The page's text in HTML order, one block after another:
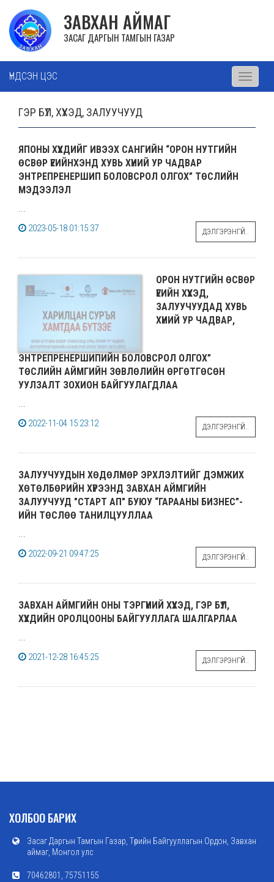
ЗАВХАН АЙМАГ
ЗАСАГ ДАРГЫН ТАМГЫН ГАЗАР
ҮНДСЭН ЦЭС
Toggle
ГЭР БҮЛ, ХҮҮХЭД, ЗАЛУУЧУУД
ЯПОНЫ ХҮҮХДИЙГ ИВЭЭХ САНГИЙН “ОРОН НУТГИЙН
ӨСВӨР ҮЕИЙНХЭНД ХУВЬ ХҮНИЙ УР ЧАДВАР
ЭНТРЕПРЕНЕРШИП БОЛОВСРОЛ ОЛГОХ” ТӨСЛИЙН
МЭДЭЭЛЭЛ
...
2023-05-18 01:15:37
ДЭЛГЭРЭНГҮЙ..
ОРОН НУТГИЙН ӨСВӨР
ҮЕИЙН ХҮҮХЭД,
ЗАЛУУЧУУДАД ХУВЬ
ХҮНИЙ УР ЧАДВАР,
ЭНТРЕПРЕНЕРШИПИЙН БОЛОВСРОЛ ОЛГОХ”
ТӨСЛИЙН АЙМГИЙН ЗӨВЛӨЛИЙН ӨРГӨТГӨСӨН
УУЛЗАЛТ ЗОХИОН БАЙГУУЛАГДЛАА
...
2022-11-04 15:23:12
ДЭЛГЭРЭНГҮЙ..
ЗАЛУУЧУУДЫН ХӨДӨЛМӨР ЭРХЛЭЛТИЙГ ДЭМЖИХ
ХӨТӨЛБӨРИЙН ХҮРЭЭНД ЗАВХАН АЙМГИЙН
ЗАЛУУЧУУД "СТАРТ АП" БУЮУ “ГАРААНЫ БИЗНЕС”-
ИЙН ТӨСЛӨӨ ТАНИЛЦУУЛЛАА
...
2022-09-21 09:47:25
ДЭЛГЭРЭНГҮЙ..
ЗАВХАН АЙМГИЙН ОНЫ ТЭРГҮҮНИЙ ХҮҮХЭД, ГЭР БҮЛ,
ХҮҮХДИЙН ОРОЛЦООНЫ БАЙГУУЛЛАГА ШАЛГАРЛАА
...
2021-12-28 16:45:25
ДЭЛГЭРЭНГҮЙ..
ХОЛБОО БАРИХ
Засаг Даргын Тамгын Газар, Төрийн Байгууллагын Ордон, Завхан
аймаг, Монгол улс
70462801, 75751155